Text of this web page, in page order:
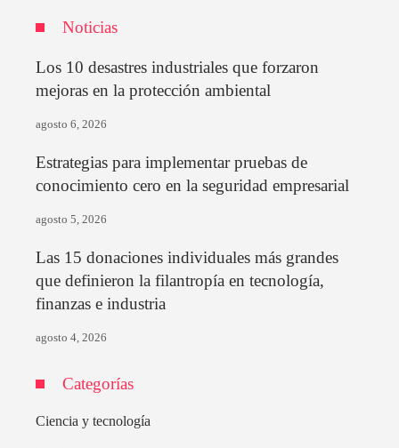
Noticias
Los 10 desastres industriales que forzaron
mejoras en la protección ambiental
agosto 6, 2026
Estrategias para implementar pruebas de
conocimiento cero en la seguridad empresarial
agosto 5, 2026
Las 15 donaciones individuales más grandes
que definieron la filantropía en tecnología,
finanzas e industria
agosto 4, 2026
Categorías
Ciencia y tecnología